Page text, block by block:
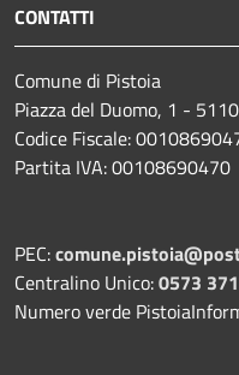
CONTATTI
Comune di Pistoia
Piazza del Duomo, 1 -
Codice Fiscale:
Partita IVA: 00108690470
PEC:
Centralino Unico:0573
Numero verde